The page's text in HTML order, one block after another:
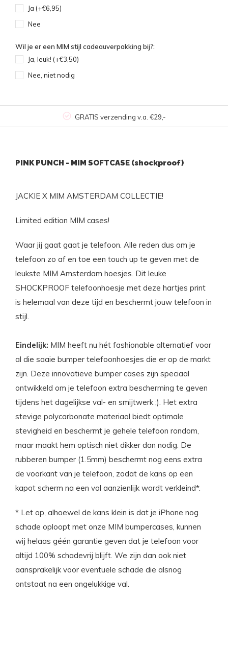
Ja (+€6,95)
Nee
Wil je er een MIM stijl cadeauverpakking bij?:
Ja, leuk! (+€3,50)
Nee, niet nodig
GRATIS verzending v.a. €29,-
PINK PUNCH - MIM SOFTCASE (shockproof)
JACKIE X MIM AMSTERDAM COLLECTIE!
Limited edition MIM cases!
Waar jij gaat gaat je telefoon. Alle reden dus om je
telefoon zo af en toe een touch up te geven met de
leukste MIM Amsterdam hoesjes. Dit leuke
SHOCKPROOF telefoonhoesje met deze hartjes print
is helemaal van deze tijd en beschermt jouw telefoon in
stijl.
Eindelijk: MIM heeft nu hét fashionable alternatief voor
al die saaie bumper telefoonhoesjes die er op de markt
zijn. Deze innovatieve bumper cases zijn speciaal
ontwikkeld om je telefoon extra bescherming te geven
tijdens het dagelijkse val- en smijtwerk ;). Het extra
stevige polycarbonate materiaal biedt optimale
stevigheid en beschermt je gehele telefoon rondom,
maar maakt hem optisch niet dikker dan nodig. De
rubberen bumper (1.5mm) beschermt nog eens extra
de voorkant van je telefoon, zodat de kans op een
kapot scherm na een val aanzienlijk wordt verkleind*.
* Let op, alhoewel de kans klein is dat je iPhone nog
schade oploopt met onze MIM bumpercases, kunnen
wij helaas géén garantie geven dat je telefoon voor
altijd 100% schadevrij blijft. We zijn dan ook niet
aansprakelijk voor eventuele schade die alsnog
ontstaat na een ongelukkige val.